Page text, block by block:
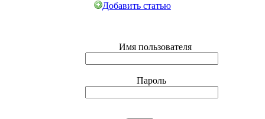
Добавить статью
Имя пользователя
Пароль